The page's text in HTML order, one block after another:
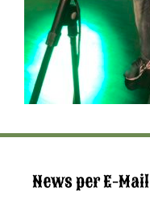
News per E-Mail